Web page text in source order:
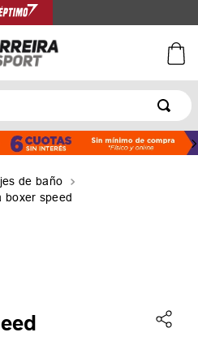
de baño
boxer speed